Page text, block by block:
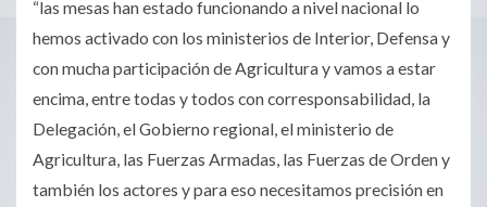
“las mesas han estado funcionando a nivel nacional lo
hemos activado con los ministerios de Interior, Defensa y
con mucha participación de Agricultura y vamos a estar
encima, entre todas y todos con corresponsabilidad, la
Delegación, el Gobierno regional, el ministerio de
Agricultura, las Fuerzas Armadas, las Fuerzas de Orden y
también los actores y para eso necesitamos precisión en